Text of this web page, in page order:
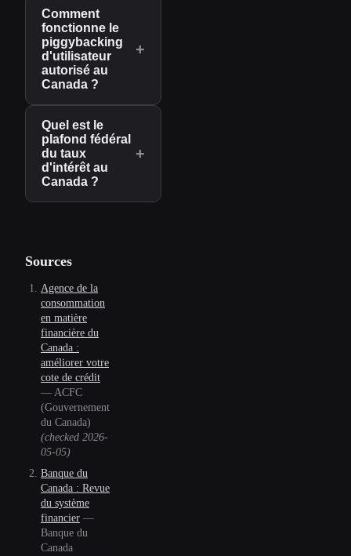
Comment
fonctionne le
piggybacking
d'utilisateur
autorisé au
Canada ?
+
Quel est le
plafond fédéral
du taux
d'intérêt au
Canada ?
+
Sources
Agence de la
consommation
en matière
financière du
Canada :
améliorer votre
cote de crédit
— ACFC
(Gouvernement
du Canada)
(checked 2026-
05-05)
Banque du
Canada : Revue
du système
financier —
Banque du
Canada